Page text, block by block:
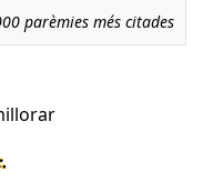
parèmies més citades